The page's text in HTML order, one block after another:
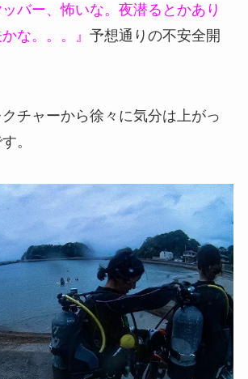
ッバー、怖いな。夜潜るとかあり
な。。。』 予想通りの不安全開
チャーから徐々に気分は上がっ
。